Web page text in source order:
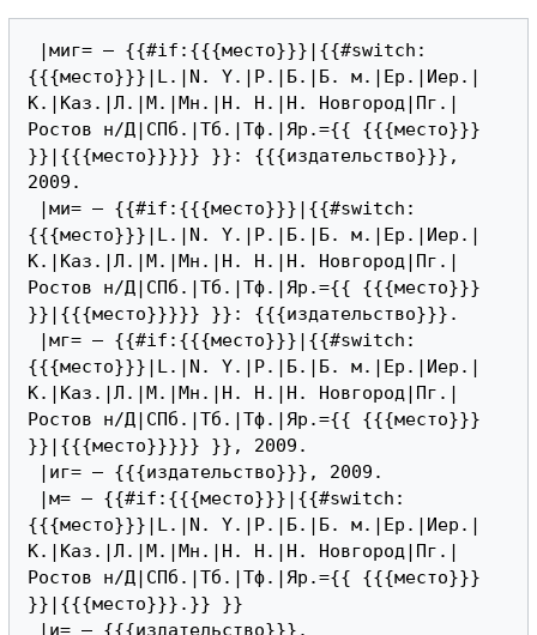
{{{место}}}|L.|N. Y.|P.|Б.|Б. м.|Ер.|Иер.|
К.|Каз.|Л.|М.|Мн.|Н. Н.|Н. Новгород|Пг.|
Ростов н/Д|СПб.|Тб.|Тф.|Яр.={{ {{{место}}}
}}|{{{место}}}}} }}: {{{издательство}}},
2009.
{{{место}}}|L.|N. Y.|P.|Б.|Б. м.|Ер.|Иер.|
К.|Каз.|Л.|М.|Мн.|Н. Н.|Н. Новгород|Пг.|
Ростов н/Д|СПб.|Тб.|Тф.|Яр.={{ {{{место}}}
}}|{{{место}}}}} }}: {{{издательство}}}.
{{{место}}}|L.|N. Y.|P.|Б.|Б. м.|Ер.|Иер.|
К.|Каз.|Л.|М.|Мн.|Н. Н.|Н. Новгород|Пг.|
Ростов н/Д|СПб.|Тб.|Тф.|Яр.={{ {{{место}}}
}}|{{{место}}}}} }}, 2009.
{{{место}}}|L.|N. Y.|P.|Б.|Б. м.|Ер.|Иер.|
К.|Каз.|Л.|М.|Мн.|Н. Н.|Н. Новгород|Пг.|
Ростов н/Д|СПб.|Тб.|Тф.|Яр.={{ {{{место}}}
}}|{{{место}}}.}} }}